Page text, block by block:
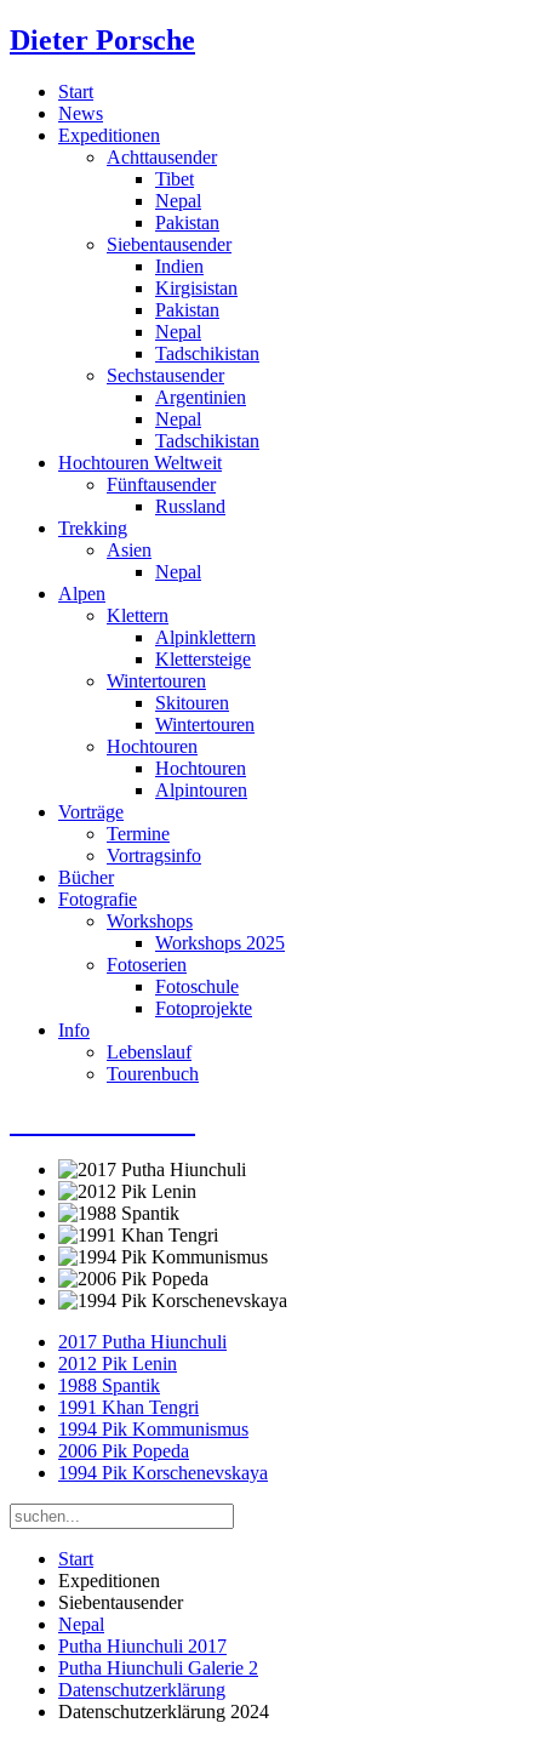
Dieter Porsche
Start
News
Expeditionen
Achttausender
Tibet
Nepal
Pakistan
Siebentausender
Indien
Kirgisistan
Pakistan
Nepal
Tadschikistan
Sechstausender
Argentinien
Nepal
Tadschikistan
Hochtouren Weltweit
Fünftausender
Russland
Trekking
Asien
Nepal
Alpen
Klettern
Alpinklettern
Klettersteige
Wintertouren
Skitouren
Wintertouren
Hochtouren
Hochtouren
Alpintouren
Vorträge
Termine
Vortragsinfo
Bücher
Fotografie
Workshops
Workshops 2025
Fotoserien
Fotoschule
Fotoprojekte
Info
Lebenslauf
Tourenbuch
2017 Putha Hiunchuli
2012 Pik Lenin
1988 Spantik
1991 Khan Tengri
1994 Pik Kommunismus
2006 Pik Popeda
1994 Pik Korschenevskaya
Start
Expeditionen
Siebentausender
Nepal
Putha Hiunchuli 2017
Putha Hiunchuli Galerie 2
Datenschutzerklärung
Datenschutzerklärung 2024